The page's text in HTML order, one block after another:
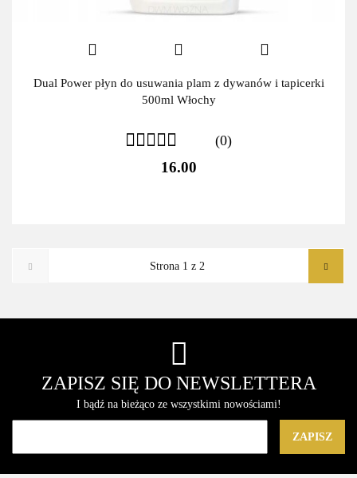
Dual Power płyn do usuwania plam z dywanów i tapicerki
500ml Włochy
(0)
16.00
ZAPISZ SIĘ DO NEWSLETTERA
I bądź na bieżąco ze wszystkimi nowościami!